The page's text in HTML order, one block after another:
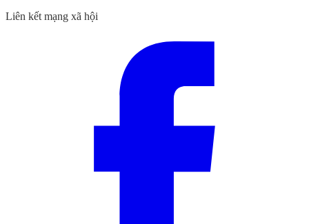
Liên kết mạng xã hội